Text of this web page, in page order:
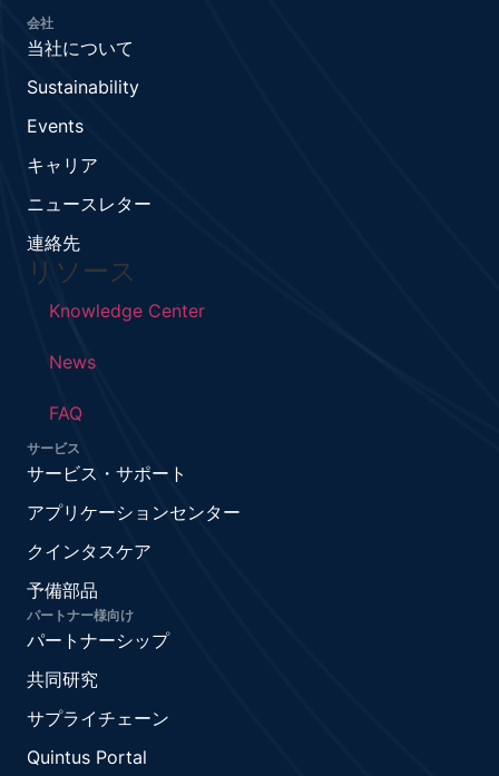
会社
当社について
Sustainability
Events
キャリア
ニュースレター
連絡先
リソース
Knowledge Center
News
FAQ
サービス
サービス・サポート
アプリケーションセンター
クインタスケア
予備部品
パートナー様向け
パートナーシップ
共同研究
サプライチェーン
Quintus Portal